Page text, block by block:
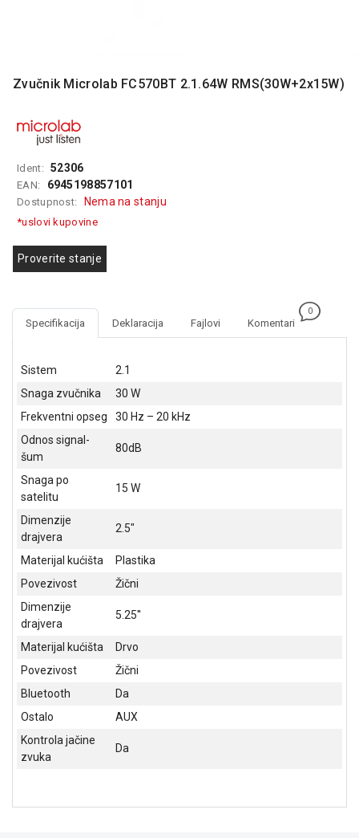
RAČUNARSKE
KOMPONENTE
RAČUNARSKE
PERIFERIJE
GAMING
EELEKTRO
ZAŠTITA
SOLARNI
SISTEMI
OPREMA
SKENERI I
FOTOAPARATI
GPS
NAVIGACIJE
NADZOR I
SIGURNOSNA
OPREMA
SOFTWARE
KABLOVI I
KANCELARIJSKI
MATERIJAL
SVE
ZA
Zvučnik Microlab FC570BT 2.1.64W RMS(30W+2x15W)
Ident: 52306
EAN: 6945198857101
Dostupnost: Nema na stanju
*uslovi kupovine
Proverite stanje
Specifikacija Deklaracija Fajlovi Komentari
0
Sistem
2.1
Snaga zvučnika
30 W
Frekventni opseg
30 Hz – 20 kHz
Odnos signal-
šum
80dB
Snaga po
satelitu
15 W
Dimenzije
drajvera
2.5″
Materijal kućišta
Plastika
Povezivost
Žični
Dimenzije
drajvera
5.25''
Materijal kućišta
Drvo
Povezivost
Žični
Bluetooth
Da
Ostalo
AUX
Kontrola jačine
zvuka
Da